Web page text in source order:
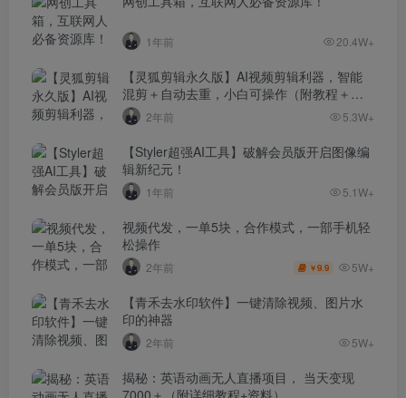
1年前 20.4W+
【灵狐剪辑永久版】AI视频剪辑利器，智能
混剪＋自动去重，小白可操作（附教程＋安
装包）2年前 5.3W+
【Styler超强AI工具】破解会员版开启图像编
辑新纪元！
1年前 5.1W+
视频代发，一单5块，合作模式，一部手机轻
松操作
2年前 ￥9.9 5W+
【青禾去水印软件】一键清除视频、图片水
印的神器
2年前 5W+
揭秘：英语动画无人直播项目， 当天变现